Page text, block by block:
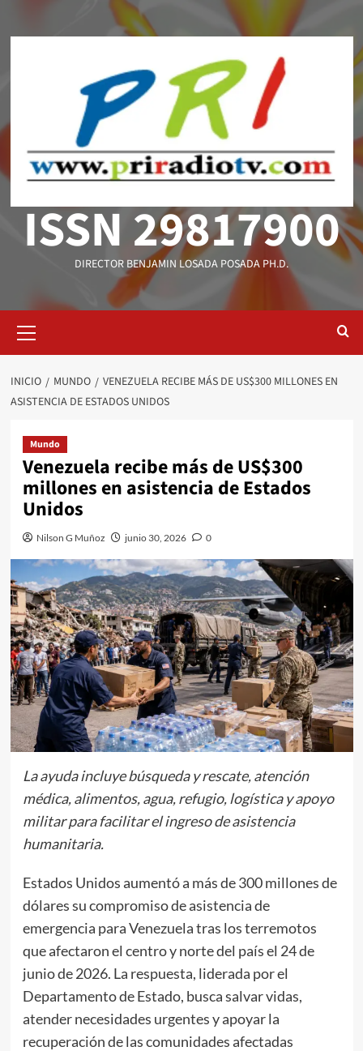
ISSN 29817900
DIRECTOR BENJAMIN LOSADA POSADA PH.D.
primario
INICIO MUNDO
VENEZUELA RECIBE MÁS DE US$300 MILLONES EN
ASISTENCIA DE ESTADOS UNIDOS
Mundo
Venezuela recibe más de US$300
millones en asistencia de Estados
Unidos
Nilson G Muñoz junio 30, 2026 0
La ayuda incluye búsqueda y rescate, atención
médica, alimentos, agua, refugio, logística y apoyo
militar para facilitar el ingreso de asistencia
humanitaria.
Estados Unidos aumentó a más de 300 millones de
dólares su compromiso de asistencia de
emergencia para Venezuela tras los terremotos
que afectaron el centro y norte del país el 24 de
junio de 2026. La respuesta, liderada por el
Departamento de Estado, busca salvar vidas,
atender necesidades urgentes y apoyar la
recuperación de las comunidades afectadas